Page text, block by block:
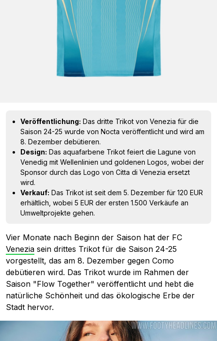
Veröffentlichung: Das dritte Trikot von Venezia für die
Saison 24-25 wurde von Nocta veröffentlicht und wird am
8. Dezember debütieren.
Design: Das aquafarbene Trikot feiert die Lagune von
Venedig mit Wellenlinien und goldenen Logos, wobei der
Sponsor durch das Logo von Citta di Venezia ersetzt
wird.
Verkauf: Das Trikot ist seit dem 5. Dezember für 120 EUR
erhältlich, wobei 5 EUR der ersten 1.500 Verkäufe an
Umweltprojekte gehen.
Vier Monate nach Beginn der Saison hat der FC
Venezia sein drittes Trikot für die Saison 24-25
vorgestellt, das am 8. Dezember gegen Como
debütieren wird. Das Trikot wurde im Rahmen der
Saison "Flow Together" veröffentlicht und hebt die
natürliche Schönheit und das ökologische Erbe der
Stadt hervor.